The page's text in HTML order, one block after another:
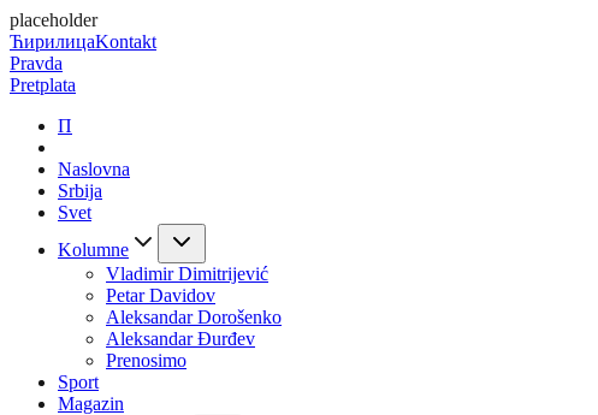
placeholder
ЋирилицаKontakt
Pravda
Pretplata
П
Naslovna
Srbija
Svet
Kolumne
Vladimir Dimitrijević
Petar Davidov
Aleksandar Dorošenko
Aleksandar Đurđev
Prenosimo
Sport
Magazin